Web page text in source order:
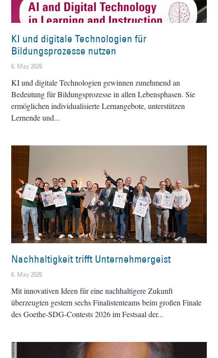
KI und digitale Technologien für
Bildungsprozesse nutzen
6. May 2026
KI und digitale Technologien gewinnen zunehmend an
Bedeutung für Bildungsprozesse in allen Lebensphasen. Sie
ermöglichen individualisierte Lernangebote, unterstützen
Lernende und
Nachhaltigkeit trifft Unternehmergeist
6. May 2026
Mit innovativen Ideen für eine nachhaltigere Zukunft
überzeugten gestern sechs Finalistenteams beim großen Finale
des Goethe-SDG-Contests 2026 im Festsaal der